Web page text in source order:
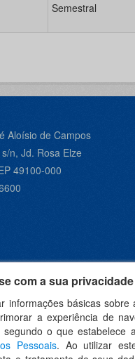
com a sua privacidade
informações básicas sobre
a experiência de
o que estabelece
Pessoais. Ao utilizar
Semestral
Aloísio de Campos
n, Jd. Rosa Elze
49100-000